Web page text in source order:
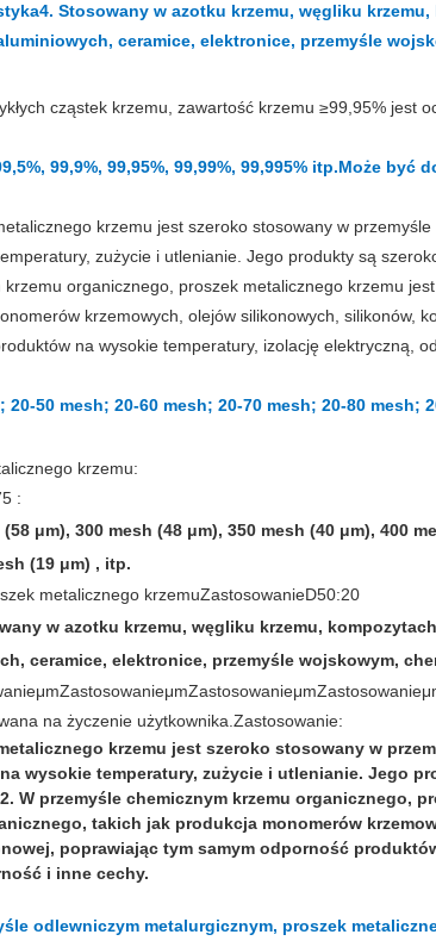
4. Stosowany w azotku krzemu, węgliku
ceramice, elektronice, przemyśle
cząstek krzemu, zawartość krzemu ≥99,95% jest
99,9%, 99,95%, 99,99%, 99,995% itp.Może być
krzemu jest szeroko stosowany w
zużycie i utlenianie. Jego produkty są
krzemu organicznego, proszek metalicznego krzemu
krzemowych, olejów silikonowych, silikonów,
na wysokie temperatury, izolację elektryczną,
20-50 mesh; 20-60 mesh; 20-70 mesh; 20-80 mesh;
krzemu:
:
μm), 300 mesh (48 μm), 350 mesh (40 μm), 400
(19 μm) , itp.
metalicznego krzemuZastosowanieD50:20
w azotku krzemu, węgliku krzemu,
ceramice, elektronice, przemyśle wojskowym,
μmZastosowanieμmZastosowanieμmZastosowanie
na życzenie użytkownika. Zastosowanie:
krzemu jest szeroko stosowany w
wysokie temperatury, zużycie i utlenianie. Jego
2. W przemyśle chemicznym krzemu organicznego,
takich jak produkcja monomerów
poprawiając tym samym odporność
i inne cechy.
odlewniczym metalurgicznym, proszek